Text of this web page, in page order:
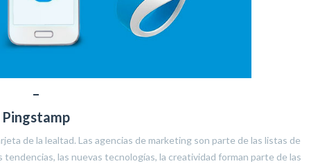
–
Pingstamp
de la lealtad. Las agencias de marketing son parte de las listas de
las nuevas tecnologías, la creatividad forman parte de las